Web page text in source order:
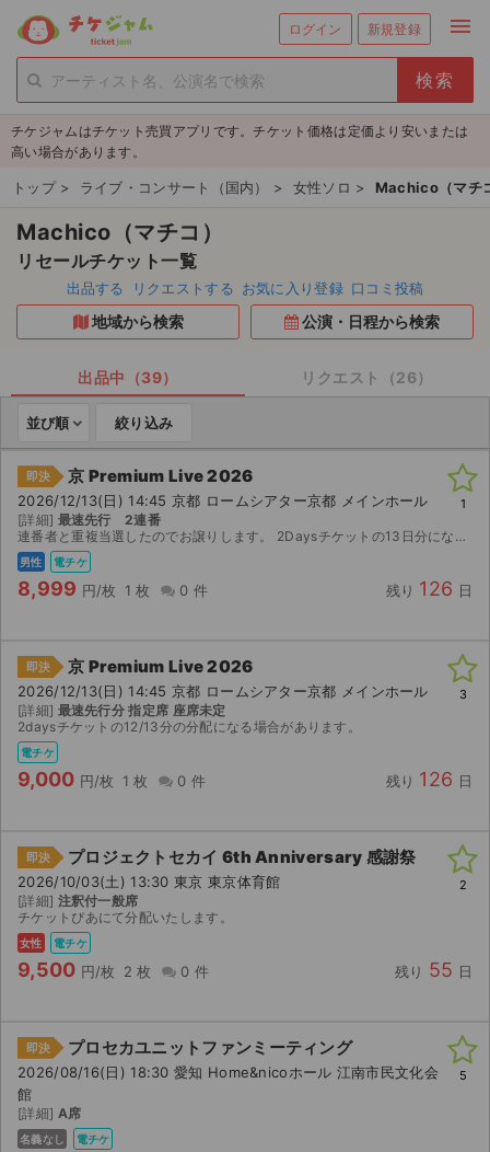
ログイン 新規登録 menu
person_add 新規会員登録
チケットを探す
新着チケット
値下げしたチケット
都道府県からチケットを探す
もうすぐ開催のチケット
チケットのリクエスト一覧
取扱チケット
ライブ・コンサート（国内）
ライブ・コンサート（海外）
イベント
演劇・ミュージカル
ご利用ガイド
ご利用ガイド
AIに質問する
よくある質問
お知らせ
チケジャムはチケット売買アプリです。チケット価格は定価より安いまたは
高い場合があります。
トップ > ライブ・コンサート（国内） > 女性ソロ > Machico（マチ
Machico（マチコ）
リセールチケット一覧
出品する リクエストする お気に入り登録 口コミ投稿
地域から検索 公演・日程から検索
出品中（39） リクエスト（26）
並び順 絞り込み
即決 京 Premium Live 2026
2026/12/13(日) 14:45 京都 ロームシアター京都 メインホール
[詳細] 最速先行 2連番
連番者と重複当選したのでお譲りします。 2Daysチケットの13日分になります。 よろしくお願い申し上げます。
男性 電チケ
8,999 円/枚 1 枚 0 件 残り 126 日
1
即決 京 Premium Live 2026
2026/12/13(日) 14:45 京都 ロームシアター京都 メインホール
[詳細] 最速先行分 指定席 座席未定
2daysチケットの12/13分の分配になる場合があります。
電チケ
9,000 円/枚 1 枚 0 件 残り 126 日
3
即決 プロジェクトセカイ 6th Anniversary 感謝祭
2026/10/03(土) 13:30 東京 東京体育館
[詳細] 注釈付一般席
チケットぴあにて分配いたします。
女性 電チケ
9,500 円/枚 2 枚 0 件 残り 55 日
2
即決 プロセカユニットファンミーティング
2026/08/16(日) 18:30 愛知 Home&nicoホール 江南市民文化会
館
[詳細] A席
名義なし 電チケ
5